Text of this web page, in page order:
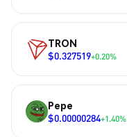
TRON
$0.327519+0.20%
Pepe
$0.00000284+1.40%